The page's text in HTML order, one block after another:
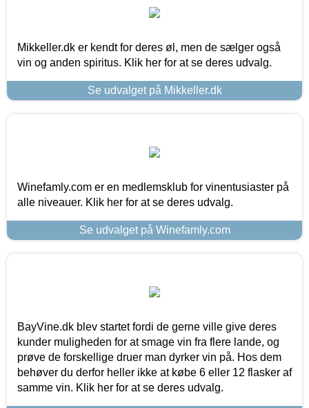
Mikkeller.dk er kendt for deres øl, men de sælger også
vin og anden spiritus. Klik her for at se deres udvalg.
Se udvalget på Mikkeller.dk
Winefamly.com er en medlemsklub for vinentusiaster på
alle niveauer. Klik her for at se deres udvalg.
Se udvalget på Winefamly.com
BayVine.dk blev startet fordi de gerne ville give deres
kunder muligheden for at smage vin fra flere lande, og
prøve de forskellige druer man dyrker vin på. Hos dem
behøver du derfor heller ikke at købe 6 eller 12 flasker af
samme vin. Klik her for at se deres udvalg.